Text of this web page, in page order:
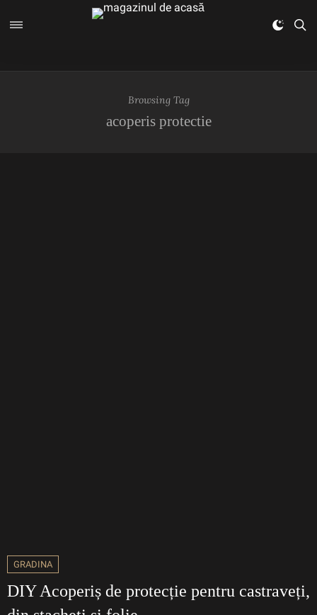
Browsing Tag
acoperis protectie
GRADINA
DIY Acoperiș de protecție pentru castraveți,